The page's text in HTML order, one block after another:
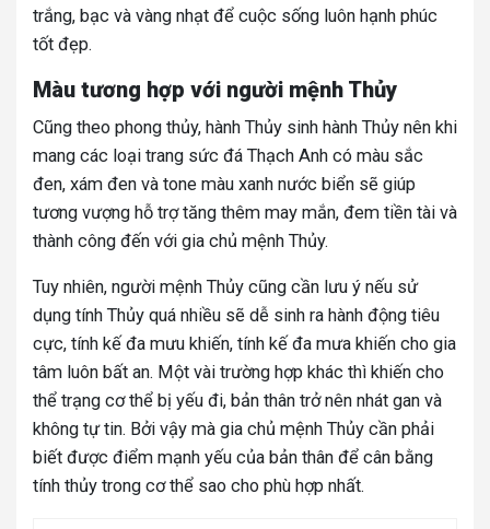
trắng, bạc và vàng nhạt để cuộc sống luôn hạnh phúc
tốt đẹp.
Màu tương hợp với người mệnh Thủy
Cũng theo phong thủy, hành Thủy sinh hành Thủy nên khi
mang các loại trang sức đá Thạch Anh có màu sắc
đen, xám đen và tone màu xanh nước biển sẽ giúp
tương vượng hỗ trợ tăng thêm may mắn, đem tiền tài và
thành công đến với gia chủ mệnh Thủy.
Tuy nhiên, người mệnh Thủy cũng cần lưu ý nếu sử
dụng tính Thủy quá nhiều sẽ dễ sinh ra hành động tiêu
cực, tính kế đa mưu khiến, tính kế đa mưa khiến cho gia
tâm luôn bất an. Một vài trường hợp khác thì khiến cho
thể trạng cơ thể bị yếu đi, bản thân trở nên nhát gan và
không tự tin. Bởi vậy mà gia chủ mệnh Thủy cần phải
biết được điểm mạnh yếu của bản thân để cân bằng
tính thủy trong cơ thể sao cho phù hợp nhất.